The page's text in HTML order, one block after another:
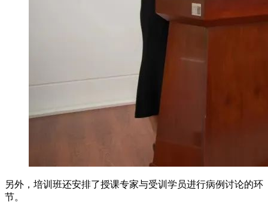
另外，培训班还安排了授课专家与受训学员进行病例讨论的环
节。